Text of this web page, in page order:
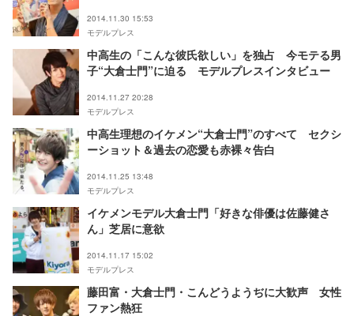
2014.11.30 15:53
モデルプレス
中高生の「こんな彼氏欲しい」を独占 今モテる男
子“大倉士門”に迫る モデルプレスインタビュー
2014.11.27 20:28
モデルプレス
中高生理想のイケメン“大倉士門”のすべて セクシ
ーショット＆過去の恋愛も赤裸々告白
2014.11.25 13:48
モデルプレス
イケメンモデル大倉士門「好きな俳優は佐藤健さ
ん」芝居に意欲
2014.11.17 15:02
モデルプレス
藤田富・大倉士門・こんどうようぢに大歓声 女性
ファン熱狂